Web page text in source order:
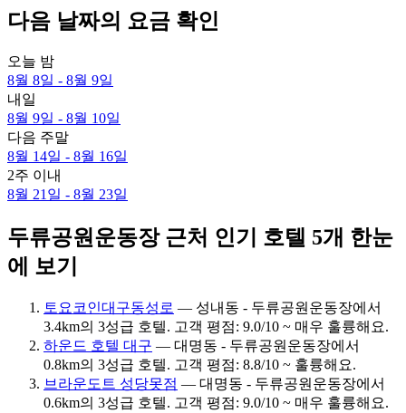
다음 날짜의 요금 확인
오늘 밤
8월 8일 - 8월 9일
내일
8월 9일 - 8월 10일
다음 주말
8월 14일 - 8월 16일
2주 이내
8월 21일 - 8월 23일
두류공원운동장 근처 인기 호텔 5개 한눈
에 보기
토요코인대구동성로 — 성내동 - 두류공원운동장에서
3.4km의 3성급 호텔. 고객 평점: 9.0/10 ~ 매우 훌륭해요.
하운드 호텔 대구 — 대명동 - 두류공원운동장에서
0.8km의 3성급 호텔. 고객 평점: 8.8/10 ~ 훌륭해요.
브라운도트 성당못점 — 대명동 - 두류공원운동장에서
0.6km의 3성급 호텔. 고객 평점: 9.0/10 ~ 매우 훌륭해요.